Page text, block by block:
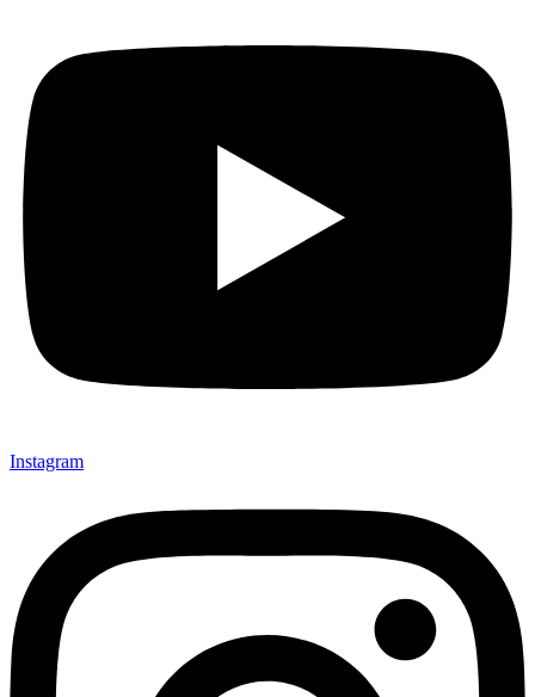
Instagram